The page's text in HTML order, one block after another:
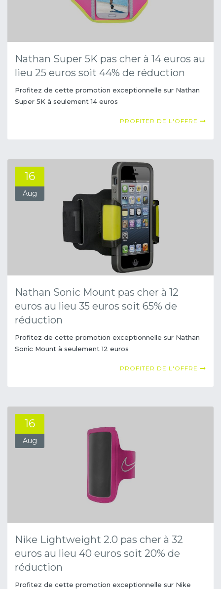
Nathan Super 5K pas cher à 14 euros au
lieu 25 euros soit 44% de réduction
Profitez de cette promotion exceptionnelle sur Nathan
Super 5K à seulement 14 euros
PROFITER DE L'OFFRE
16
Aug
Nathan Sonic Mount pas cher à 12
euros au lieu 35 euros soit 65% de
réduction
Profitez de cette promotion exceptionnelle sur Nathan
Sonic Mount à seulement 12 euros
PROFITER DE L'OFFRE
16
Aug
Nike Lightweight 2.0 pas cher à 32
euros au lieu 40 euros soit 20% de
réduction
Profitez de cette promotion exceptionnelle sur Nike